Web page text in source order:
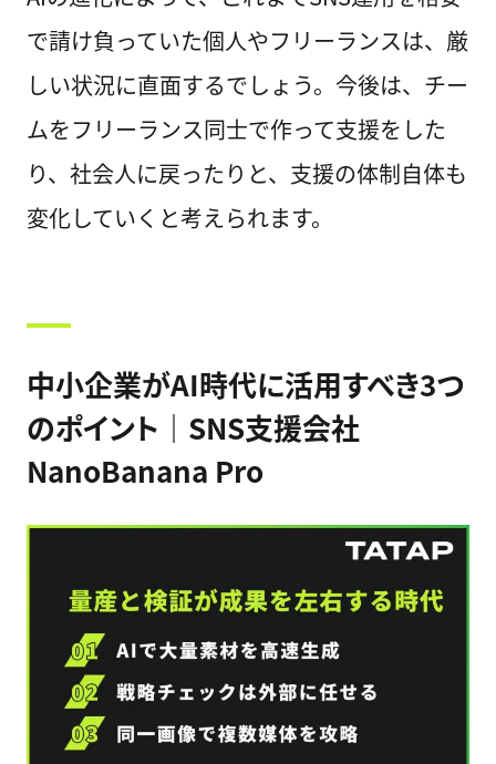
で請け負っていた個人やフリーランスは、厳
しい状況に直面するでしょう。今後は、チー
ムをフリーランス同士で作って支援をした
り、社会人に戻ったりと、支援の体制自体も
変化していくと考えられます。
中小企業がAI時代に活用すべき3つ
のポイント｜SNS支援会社
NanoBanana Pro